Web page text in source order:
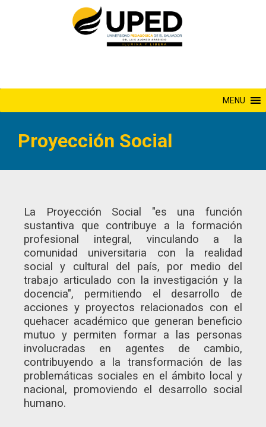
MENU
Proyección Social
La Proyección Social "es una función
sustantiva que contribuye a la formación
profesional integral, vinculando a la
comunidad universitaria con la realidad
social y cultural del país, por medio del
trabajo articulado con la investigación y la
docencia", permitiendo el desarrollo de
acciones y proyectos relacionados con el
quehacer académico que generan beneficio
mutuo y permiten formar a las personas
involucradas en agentes de cambio,
contribuyendo a la transformación de las
problemáticas sociales en el ámbito local y
nacional, promoviendo el desarrollo social
humano.